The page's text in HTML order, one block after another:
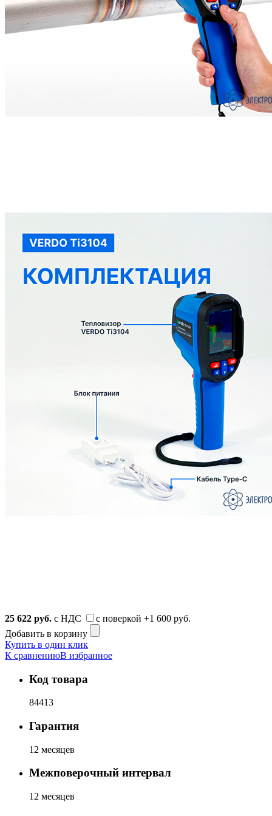
25 622 руб. с НДС с поверкой +1 600 руб.
Добавить в корзину
Купить в один клик
К сравнениюВ избранное
Код товара
84413
Гарантия
12 месяцев
Межповерочный интервал
12 месяцев